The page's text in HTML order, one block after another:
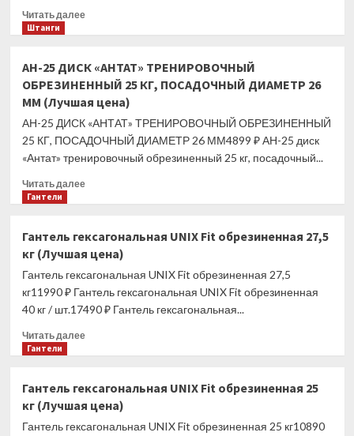
ММ
цена)
Читать далееПрочитать
ДИСК
«АНТАТ»
ТРЕНИРОВОЧНЫЙ
ОБРЕЗИНЕННЫЙ
КГ,
ПОСАДОЧНЫЙ
ММ
цена)
Штанги
АН-25 ДИСК «АНТАТ» ТРЕНИРОВОЧНЫЙ
ОБРЕЗИНЕННЫЙ 25 КГ, ПОСАДОЧНЫЙ ДИАМЕТР 26
ММ (Лучшая цена)
АН-25 ДИСК «АНТАТ» ТРЕНИРОВОЧНЫЙ ОБРЕЗИНЕННЫЙ
25 КГ, ПОСАДОЧНЫЙ ДИАМЕТР 26 ММ4899 ₽ АН-25 диск
«Антат» тренировочный обрезиненный 25 кг, посадочный...
Читать далееПрочитать
ДИСК
«АНТАТ»
ТРЕНИРОВОЧНЫЙ
КГ,
ПОСАДОЧНЫЙ
(Лучшая
цена)
Гантели
Гантель гексагональная UNIX Fit обрезиненная 27,5
кг (Лучшая цена)
Гантель гексагональная UNIX Fit обрезиненная 27,5
кг11990 ₽ Гантель гексагональная UNIX Fit обрезиненная
40 кг / шт.17490 ₽ Гантель гексагональная...
Читать далееПрочитать
гексагональная
UNIX
Fit
Гантели
Гантель гексагональная UNIX Fit обрезиненная 25
кг (Лучшая цена)
Гантель гексагональная UNIX Fit обрезиненная 25 кг10890